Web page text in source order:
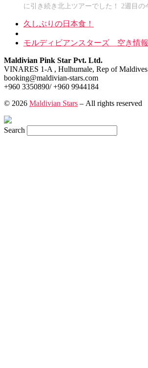
に引き続き北上ツアーでした！ 2週目
Post
navigation
Previous
久しぶりの日本食！
to
list
Next
モルディビアンスターズ 空き情報
Maldivian Pink Star Pvt. Ltd.
VINARES 1-A , Hulhumale, Rep of Maldives
booking@maldivian-stars.com
+960 3350890/ +960 9944184
© 2026 Maldivian Stars – All rights reserved
Search